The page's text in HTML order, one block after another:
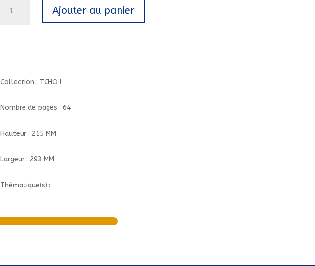
Ajouter au panier
Collection : TCHO !
Nombre de pages : 64
Hauteur : 215 MM
Largeur : 293 MM
Thématique(s) :